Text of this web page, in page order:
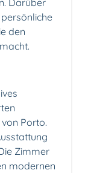
den
Porto.
Zimmer
modernen